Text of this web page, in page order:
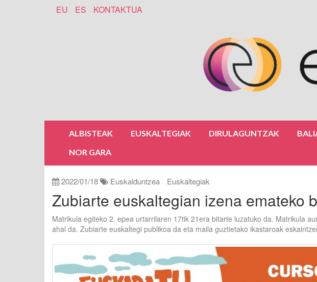
EU ES KONTAKTUA
ALBISTEAK EUSKALTEGIAK DIRULAGUNTZAK
NOR GARA
2022/01/18 Euskalduntzea Euskaltegiak
Zubiarte euskaltegian izena emateko
Matrikula egiteko 2. epea urtarrilaren 17tik 21era bitarte luzatuko da. Matrikula
ahal da. Zubiarte euskaltegi publikoa da eta maila guztietako ikastaroak